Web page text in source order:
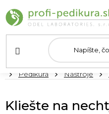
na
obsah
DomovPedikúra Nástroje
Kliešte na